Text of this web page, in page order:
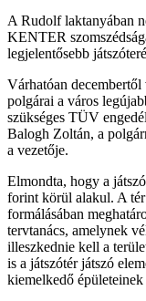
A Rudolf laktanyában
KENTER
legjelentősebb
Várhatóan
polgárai a város
szükséges TÜV
Balogh Zoltán, a
a vezetője.
Elmondta, hogy a
forint körül alakul. A tér
formálásában
tervtanács, amelynek
illeszkednie kell a
is a játszótér játszó
kiemelkedő